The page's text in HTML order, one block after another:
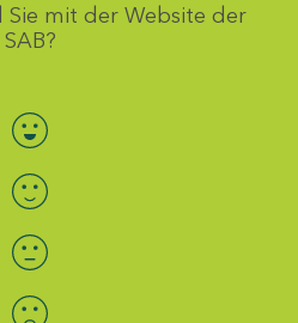
mit der Website der
SAB?
Bewertung auswählen